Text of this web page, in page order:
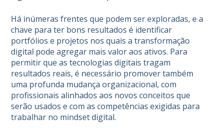
Há inúmeras frentes que podem ser exploradas, e a
chave para ter bons resultados é identificar
portfólios e projetos nos quais a transformação
digital pode agregar mais valor aos ativos. Para
permitir que as tecnologias digitais tragam
resultados reais, é necessário promover também
uma profunda mudança organizacional, com
profissionais alinhados aos novos conceitos que
serão usados e com as competências exigidas para
trabalhar no mindset digital.